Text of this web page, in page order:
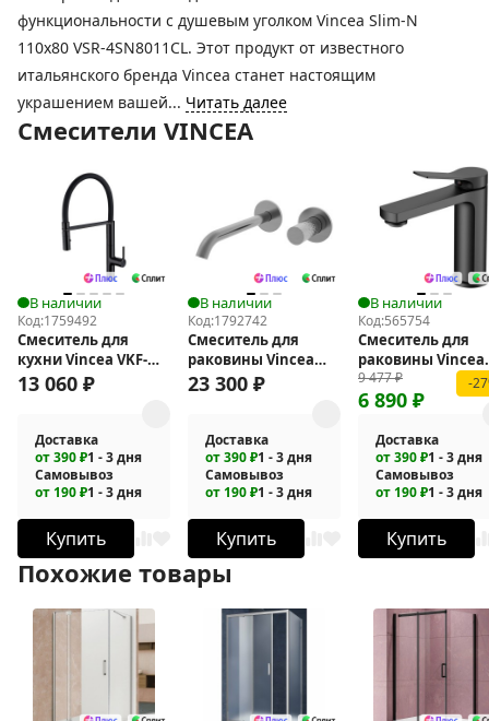
функциональности с душевым уголком Vincea Slim-N
110x80 VSR-4SN8011CL. Этот продукт от известного
итальянского бренда Vincea станет настоящим
украшением вашей... Читать далее
Смесители VINCEA
В наличии
Код:1759492
Смеситель для
кухни Vincea VKF-
114MB
13 060 ₽
Доставка
от 390 ₽1 - 3 дня
Самовывоз
от 190 ₽1 - 3 дня
Купить
В наличии
Код:1792742
Смеситель для
раковины Vincea
Аура (Aura) VBFW-
23 300 ₽
Доставка
от 390 ₽1 - 3 дня
Самовывоз
от 190 ₽1 - 3 дня
Купить
В наличии
Код:565754
Смеситель для
раковины Vincea
Arco VBF-4AR01MB
9 477₽
6 890 ₽
-
Доставка
от 390 ₽1 - 3 дня
Самовывоз
от 190 ₽1 - 3 дня
Купить
Похожие товары